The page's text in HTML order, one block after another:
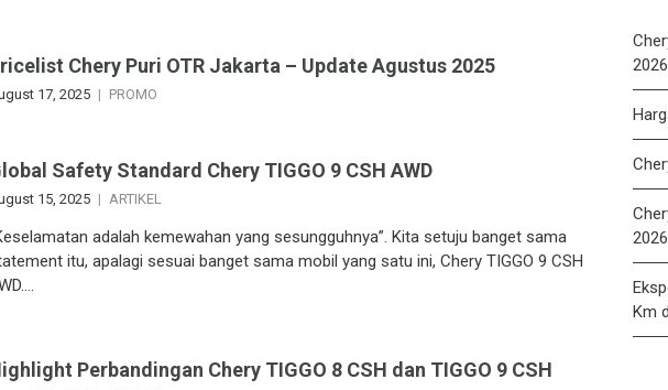
Chery Puri OTR Jakarta – Update Agustus 2025
17, 2025 PROMO
Safety Standard Chery TIGGO 9 CSH AWD
15, 2025 ARTIKEL
adalah kemewahan yang sesungguhnya”. Kita setuju banget sama
itu, apalagi sesuai banget sama mobil yang satu ini, Chery TIGGO 9 CSH
Perbandingan Chery TIGGO 8 CSH dan TIGGO 9 CSH
2026
2026
Km